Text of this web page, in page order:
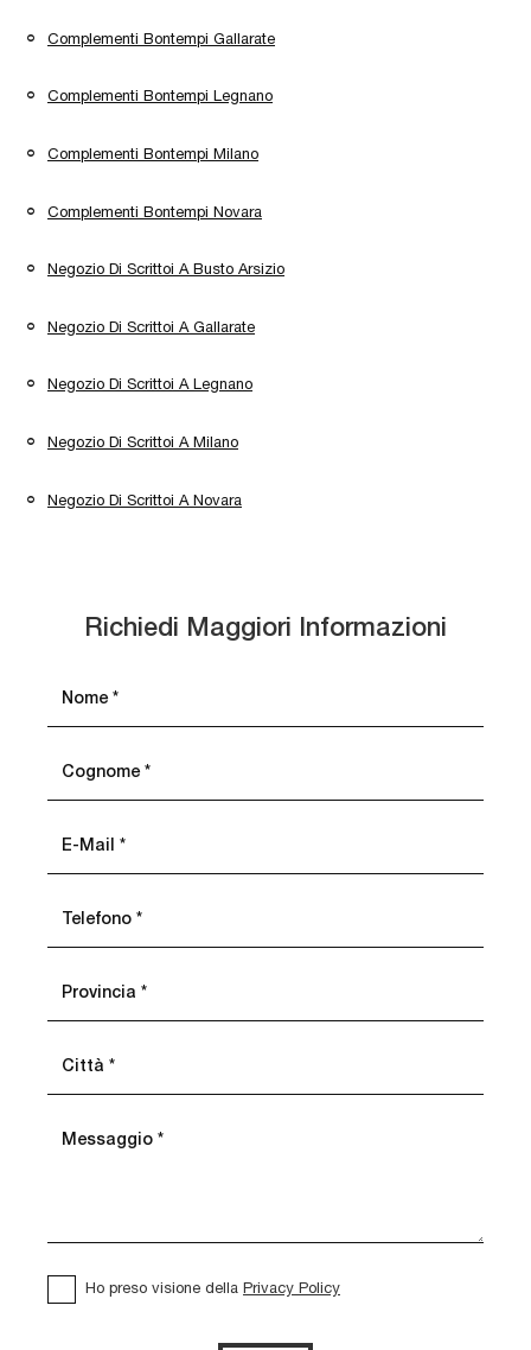
Complementi Bontempi Gallarate
Complementi Bontempi Legnano
Complementi Bontempi Milano
Complementi Bontempi Novara
Negozio Di Scrittoi A Busto Arsizio
Negozio Di Scrittoi A Gallarate
Negozio Di Scrittoi A Legnano
Negozio Di Scrittoi A Milano
Negozio Di Scrittoi A Novara
Richiedi Maggiori Informazioni
Ho preso visione della Privacy Policy